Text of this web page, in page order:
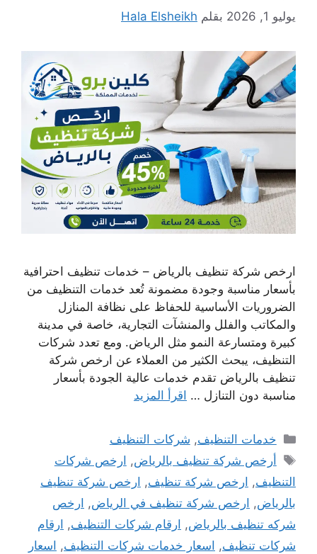
يوليو 1, 2026 بقلم Hala Elsheikh
ارخص شركة تنظيف بالرياض – خدمات تنظيف احترافية
بأسعار مناسبة وجودة مضمونة تُعد خدمات التنظيف من
الضروريات الأساسية للحفاظ على نظافة المنازل
والمكاتب والفلل والمنشآت التجارية، خاصة في مدينة
كبيرة ومتسارعة النمو مثل الرياض. ومع تعدد شركات
التنظيف، يبحث الكثير من العملاء عن ارخص شركة
تنظيف بالرياض تقدم خدمات عالية الجودة بأسعار
مناسبة دون التنازل … اقرأ المزيد
التصنيفات
خدمات التنظيف, شركات التنظيف
الوسوم
أرخص شركة تنظيف بالرياض, ارخص شركات
التنظيف, ارخص شركة تنظيف, ارخص شركة تنظيف
بالرياض, ارخص شركة تنظيف في الرياض, ارخص
شركه تنظيف بالرياض, ارقام شركات التنظيف, ارقام
شركات تنظيف, اسعار خدمات شركات التنظيف, اسعار